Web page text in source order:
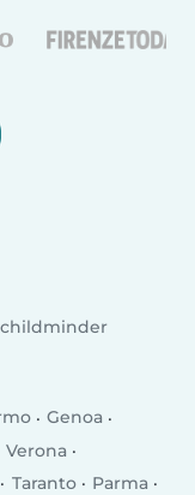
Genoa
Verona
Taranto
Parma